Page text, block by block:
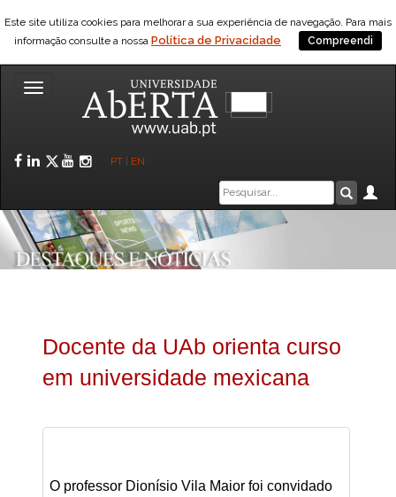
Este site utiliza cookies para melhorar a sua experiência de navegação. Para mais
informação consulte a nossa Política de Privacidade Compreendi
Toggle
Facebook
LinkedIn
Twitter
YouTube
Instagram
PT EN
Caixa
de
pesquisa
Docente da UAb orienta curso
em universidade mexicana
O professor Dionísio Vila Maior foi convidado